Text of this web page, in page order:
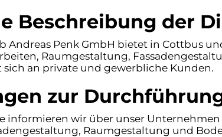
Beschreibung der
Andreas Penk GmbH bietet in Cottbus
Raumgestaltung,
sich an private und gewerbliche Kunden.
zur
informieren wir über unser
Raumgestaltung und